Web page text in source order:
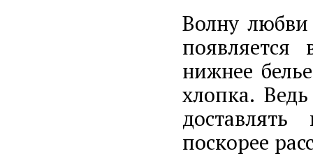
Волну
нижнее
хлопка.
поскорее